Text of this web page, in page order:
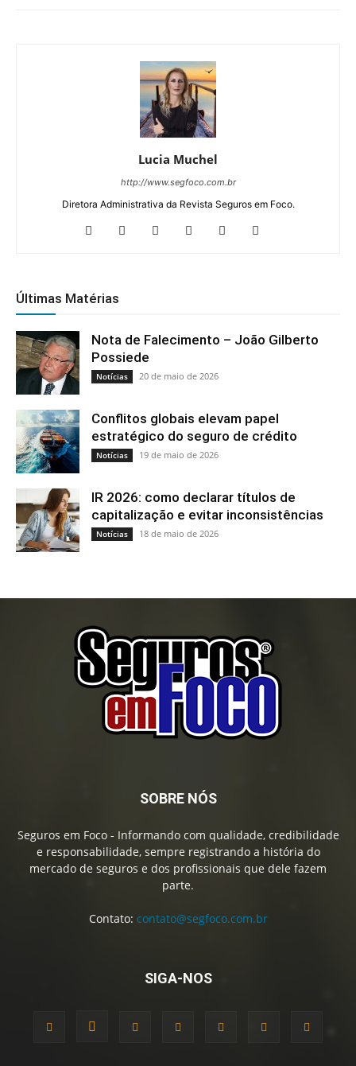
Lucia Muchel
http://www.segfoco.com.br
Diretora Administrativa da Revista Seguros em Foco.
Últimas Matérias
Nota de Falecimento – João Gilberto
Possiede
Notícias 20 de maio de 2026
Conflitos globais elevam papel
estratégico do seguro de crédito
Notícias 19 de maio de 2026
IR 2026: como declarar títulos de
capitalização e evitar inconsistências
Notícias 18 de maio de 2026
SOBRE NÓS
Seguros em Foco - Informando com qualidade, credibilidade
e responsabilidade, sempre registrando a história do
mercado de seguros e dos profissionais que dele fazem
parte.
Contato: contato@segfoco.com.br
SIGA-NOS